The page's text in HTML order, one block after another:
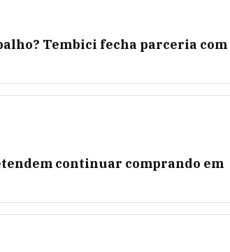
Tembici fecha parceria com
continuar comprando em